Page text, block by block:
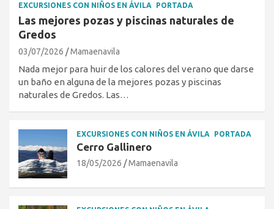
EXCURSIONES CON NIÑOS EN ÁVILA PORTADA
Las mejores pozas y piscinas naturales de
Gredos
03/07/2026 Mamaenavila
Nada mejor para huir de los calores del verano que darse
un baño en alguna de la mejores pozas y piscinas
naturales de Gredos. Las…
EXCURSIONES CON NIÑOS EN ÁVILA PORTADA
Cerro Gallinero
18/05/2026 Mamaenavila